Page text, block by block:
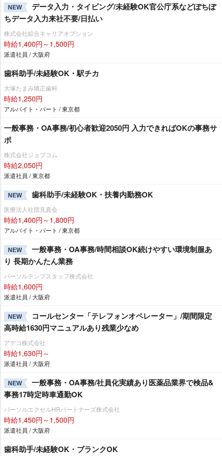
NEW
データ入力・タイピング/未経験OK官公庁系などぽちぽ
ちデータ入力来社不要/日払い
株式会社綜合キャリアオプション
時給1,400円～1,500円
派遣社員 / 大阪府
歯科助手/未経験OK・駅チカ
大塚たまみ矯正歯科
時給1,250円
アルバイト・パート / 東京都
一般事務・OA事務/初心者歓迎2050円 入力できればOKの事務サ
ポ
株式会社ジョブコム
時給2,050円
派遣社員 / 東京都
NEW 歯科助手/未経験OK・扶養内勤務OK
医療法人社団見真会
時給1,400円～1,800円
アルバイト・パート / 東京都
NEW
一般事務・OA事務/時間相談OK続けやすい環境制服あ
り 長期かんたん業務
パーソルテンプスタッフ株式会社
時給1,600円
派遣社員 / 大阪府
NEW
コールセンター「テレフォンオペレーター」/期間限定
高時給1630円マニュアルあり残業少なめ
アデコ株式会社
時給1,630円～
派遣社員 / 大阪府
NEW
一般事務・OA事務/社員化実績あり医薬品業界で検品&
事務17時定時車通勤OK
パーソルエクセルHRパートナーズ株式会社
時給1,450円～1,500円
派遣社員 / 大阪府
歯科助手/未経験OK・ブランクOK